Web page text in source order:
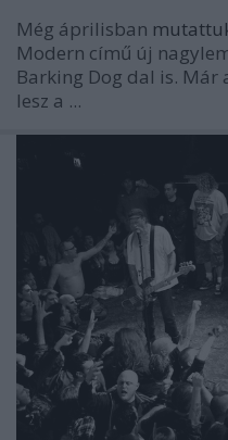
Még áprilisban
Modern című új
Barking Dog dal is. Már
lesz a ...